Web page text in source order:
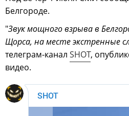
Белгороде.
"Звук мощного взрыва в
Щорса, на месте экстренные
телеграм-канал SHOT,
видео.